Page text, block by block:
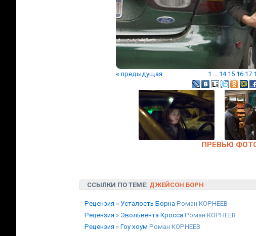
« предыдущая 1 ... 14 15 16 17
ПРЕВЬЮ
ССЫЛКИ ПО ТЕМЕ: ДЖЕЙСОН БОРН
Рецензия » Усталость Борна Роман КОРНЕЕВ
Рецензия » Эвольвента Кросса Роман КОРНЕЕВ
Рецензия » Гоу хоум Роман КОРНЕЕВ